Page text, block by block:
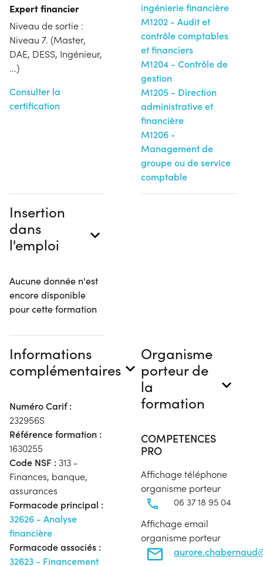
Expert financier
Niveau de sortie :
Niveau 7. (Master,
DAE, DESS, Ingénieur,
...)
Consulter la
certification
ingénierie financière
M1202 - Audit et
contrôle comptables
et financiers
M1204 - Contrôle de
gestion
M1205 - Direction
administrative et
financière
M1206 -
Management de
groupe ou de service
comptable
Insertion
dans
l'emploi
Aucune donnée n'est
encore disponible
pour cette formation
Informations
complémentaires
Numéro Carif :
232956S
Référence formation :
1630255
Code NSF : 313 -
Finances, banque,
assurances
Formacode principal :
32626 - Analyse
financière
Formacode associés :
32623 - Financement
Organisme
porteur de
la
formation
COMPETENCES
PRO
Affichage téléphone
organisme porteur
06 37 18 95 04
Affichage email
organisme porteur